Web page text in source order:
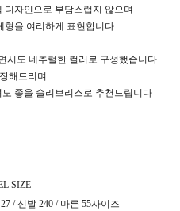
자인으로 부담스럽지 않으며
형을 여리하게 표현합니다
서도 네추럴한 컬러로 구성했습니다
해드리며
좋을 슬리브리스로 추천드립니다
SIZE
/ 신발 240 / 마른 55사이즈